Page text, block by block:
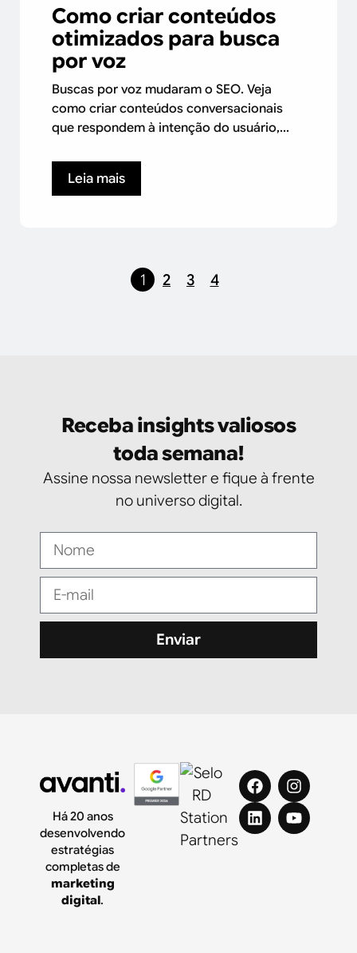
Como criar conteúdos
otimizados para busca
por voz
Buscas por voz mudaram o SEO. Veja
como criar conteúdos conversacionais
que respondem à intenção do usuário,...
Leia mais
1 2 3 4
Receba insights valiosos
toda semana!
Assine nossa newsletter e fique à frente
no universo digital.
Enviar
Há 20 anos
desenvolvendo
estratégias
completas de
marketing
digital.